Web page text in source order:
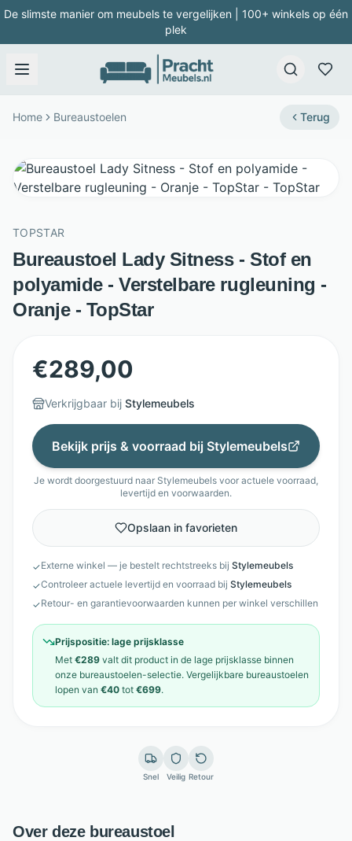
De slimste manier om meubels te vergelijken | 100+ winkels op één
plek
Home Bureaustoelen Terug
TOPSTAR
Bureaustoel Lady Sitness - Stof en
polyamide - Verstelbare rugleuning -
Oranje - TopStar
€289,00
Verkrijgbaar bij Stylemeubels
Bekijk prijs & voorraad bij Stylemeubels
Je wordt doorgestuurd naar Stylemeubels voor actuele voorraad,
levertijd en voorwaarden.
Opslaan in favorieten
✓Externe winkel — je bestelt rechtstreeks bij Stylemeubels
✓Controleer actuele levertijd en voorraad bij Stylemeubels
✓Retour- en garantievoorwaarden kunnen per winkel verschillen
Prijspositie: lage prijsklasse
Met €289 valt dit product in de lage prijsklasse binnen
onze bureaustoelen-selectie. Vergelijkbare bureaustoelen
lopen van €40 tot €699.
Snel Veilig Retour
Over deze bureaustoel